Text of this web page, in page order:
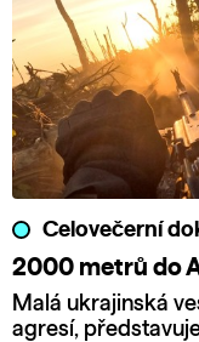
Celovečerní
2000 metrů do
Malá ukrajinská
agresí,